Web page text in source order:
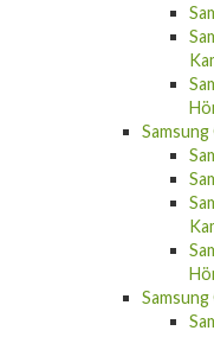
Samsung
Samsung